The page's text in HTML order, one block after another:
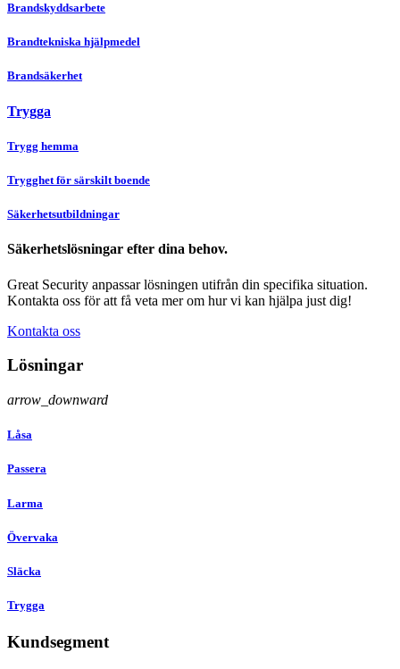
Brandskyddsarbete
Brandtekniska hjälpmedel
Brandsäkerhet
Trygga
Trygg hemma
Trygghet för särskilt boende
Säkerhetsutbildningar
Säkerhetslösningar efter dina behov.
Great Security anpassar lösningen utifrån din specifika situation.
Kontakta oss för att få veta mer om hur vi kan hjälpa just dig!
Kontakta oss
Lösningar
arrow_downward
Låsa
Passera
Larma
Övervaka
Släcka
Trygga
Kundsegment